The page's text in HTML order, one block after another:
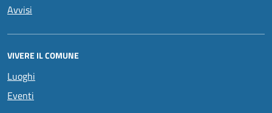
Avvisi
VIVERE IL COMUNE
Luoghi
Eventi